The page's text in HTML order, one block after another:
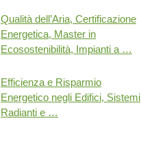
Qualità dell’Aria, Certificazione
Energetica, Master in
Ecosostenibilità, Impianti a …
Efficienza e Risparmio
Energetico negli Edifici, Sistemi
Radianti e …